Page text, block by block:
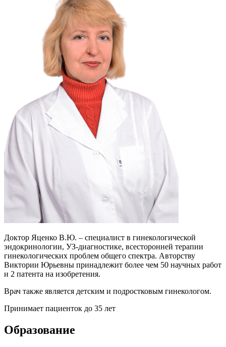
Доктор Яценко В.Ю. – специалист в гинекологической
эндокринологии, УЗ-диагностике, всесторонней терапии
гинекологических проблем общего спектра. Авторству
Виктории Юрьевны принадлежит более чем 50 научных работ
и 2 патента на изобретения.
Врач также является детским и подростковым гинекологом.
Принимает пациенток до 35 лет
Образование